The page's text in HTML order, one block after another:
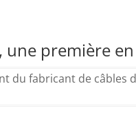
première
du fabricant de